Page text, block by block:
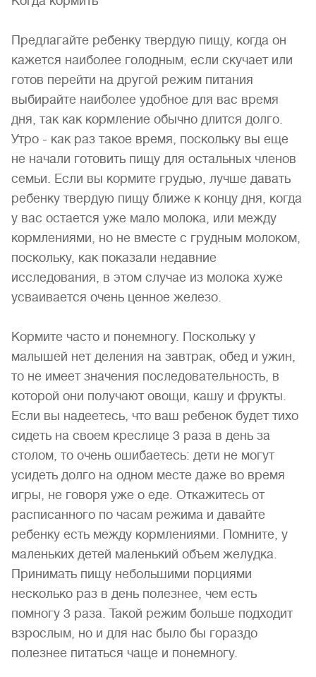
Предлагайте ребенку твердую пищу, когда он
кажется наиболее голодным, если скучает или
готов перейти на другой режим питания
выбирайте наиболее удобное для вас время
дня, так как кормление обычно длится долго.
Утро - как раз такое время, поскольку вы еще
не начали готовить пищу для остальных членов
семьи. Если вы кормите грудью, лучше давать
ребенку твердую пищу ближе к концу дня, когда
у вас остается уже мало молока, или между
кормлениями, но не вместе с грудным молоком,
поскольку, как показали недавние
исследования, в этом случае из молока хуже
усваивается очень ценное железо.
Кормите часто и понемногу. Поскольку у
малышей нет деления на завтрак, обед и ужин,
то не имеет значения последовательность, в
которой они получают овощи, кашу и фрукты.
Если вы надеетесь, что ваш ребенок будет тихо
сидеть на своем креслице 3 раза в день за
столом, то очень ошибаетесь: дети не могут
усидеть долго на одном месте даже во время
игры, не говоря уже о еде. Откажитесь от
расписанного по часам режима и давайте
ребенку есть между кормлениями. Помните, у
маленьких детей маленький объем желудка.
Принимать пищу небольшими порциями
несколько раз в день полезнее, чем есть
помногу 3 раза. Такой режим больше подходит
взрослым, но и для нас было бы гораздо
полезнее питаться чаще и понемногу.